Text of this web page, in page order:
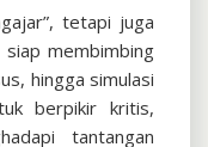
tetapi juga
membimbing
hingga simulasi
berpikir kritis,
tantangan